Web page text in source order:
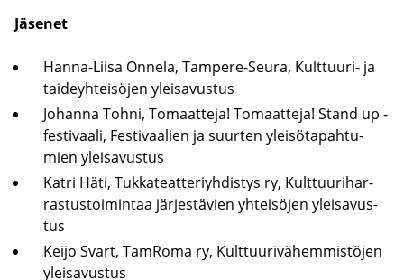
Jä­se­net
Hanna-​Liisa On­ne­la, Tampere-​Seura, Kulttuuri-​ ja
tai­deyh­tei­sö­jen ylei­sa­vus­tus
Jo­han­na Tohni, To­maat­te­ja! To­maat­te­ja! Stand up -​
festivaali, Fes­ti­vaa­lien ja suur­ten ylei­sö­ta­pah­tu­
mien ylei­sa­vus­tus
Katri Häti, Tuk­ka­teat­te­riyh­dis­tys ry, Kult­tuu­ri­har­
ras­tus­toi­min­taa jär­jes­tä­vien yh­tei­sö­jen ylei­sa­vus­
tus
Keijo Svart, Tam­Ro­ma ry, Kult­tuu­ri­vä­hem­mis­tö­jen
ylei­sa­vus­tus